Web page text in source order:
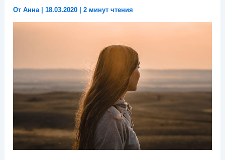
ОтАнна |18.03.2020 |2 минут чтения